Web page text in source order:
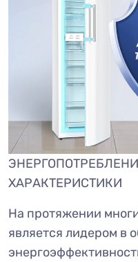
ХАРАКТЕРИСТИКИ
На протяжении
является лидером в